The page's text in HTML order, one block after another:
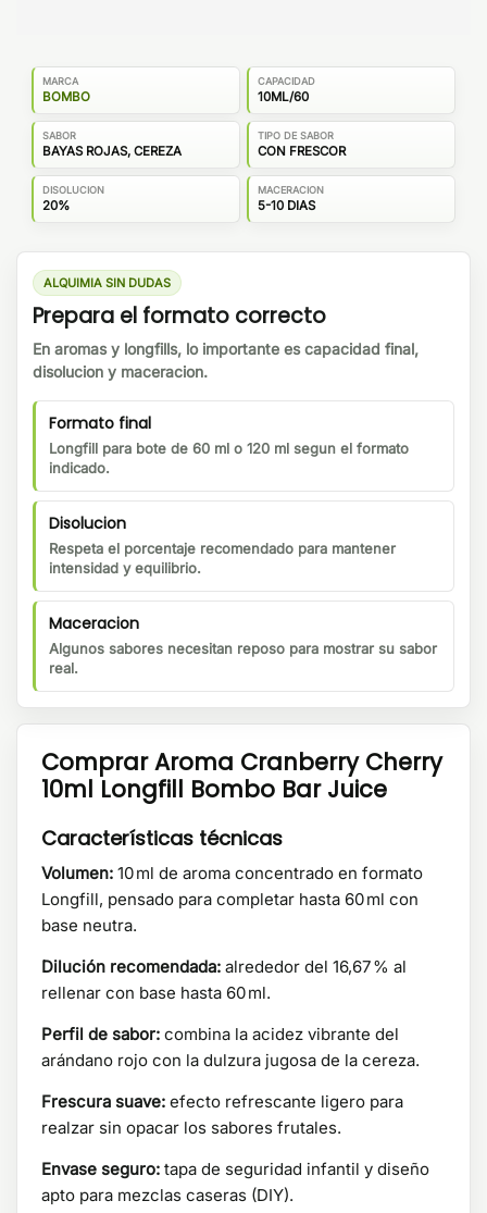
MARCA
BOMBO
CAPACIDAD
10ML/60
SABOR
BAYAS ROJAS, CEREZA
TIPO DE SABOR
CON FRESCOR
DISOLUCION
20%
MACERACION
5-10 DIAS
ALQUIMIA SIN DUDAS
Prepara el formato correcto
En aromas y longfills, lo importante es capacidad final,
disolucion y maceracion.
Formato final
Longfill para bote de 60 ml o 120 ml segun el formato
indicado.
Disolucion
Respeta el porcentaje recomendado para mantener
intensidad y equilibrio.
Maceracion
Algunos sabores necesitan reposo para mostrar su sabor
real.
Comprar Aroma Cranberry Cherry
10ml Longfill Bombo Bar Juice
Características técnicas
Volumen: 10 ml de aroma concentrado en formato
Longfill, pensado para completar hasta 60 ml con
base neutra.
Dilución recomendada: alrededor del 16,67 % al
rellenar con base hasta 60 ml.
Perfil de sabor: combina la acidez vibrante del
arándano rojo con la dulzura jugosa de la cereza.
Frescura suave: efecto refrescante ligero para
realzar sin opacar los sabores frutales.
Envase seguro: tapa de seguridad infantil y diseño
apto para mezclas caseras (DIY).